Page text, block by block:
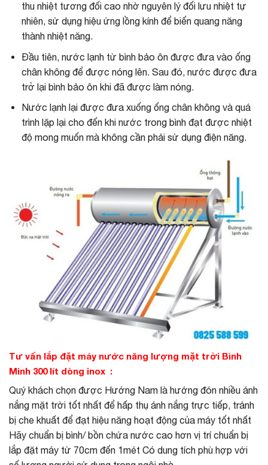
thu nhiệt tương đối cao nhờ nguyên lý đối lưu nhiệt tự
nhiên, sử dụng hiệu ứng lồng kính để biến quang năng
thành nhiệt năng.
Đầu tiên, nước lạnh từ bình bảo ôn được đưa vào ống
chân không để được nóng lên. Sau đó, nước được đưa
trở lại bình bảo ôn khi đã được làm nóng.
Nước lạnh lại được đưa xuống ống chân không và quá
trình lặp lại cho đến khi nước trong bình đạt được nhiệt
độ mong muốn mà không cần phải sử dụng điện năng.
Tư vấn lắp đặt máy nước năng lượng mặt trời Bình
Minh 300 lít dòng inox :
Quý khách chọn được Hướng Nam là hướng đón nhiều ánh
nắng mặt trời tốt nhất để hấp thụ ánh nắng trực tiếp, tránh
bị che khuất để đạt hiệu năng hoạt động của máy tốt nhất
Hãy chuẩn bị bình/ bồn chứa nước cao hơn vị trí chuẩn bị
lắp đặt máy từ 70cm đến 1mét Có dung tích phù hợp với